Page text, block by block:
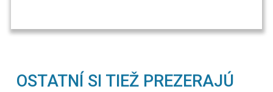
OSTATNÍ SI TIEŽ PREZERAJÚ